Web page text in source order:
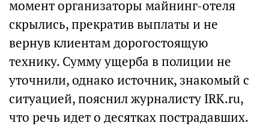
момент организаторы майнинг-отеля
скрылись, прекратив выплаты и не
вернув клиентам дорогостоящую
технику. Сумму ущерба в полиции не
уточнили, однако источник, знакомый с
ситуацией, пояснил журналисту IRK.ru,
что речь идет о десятках пострадавших.